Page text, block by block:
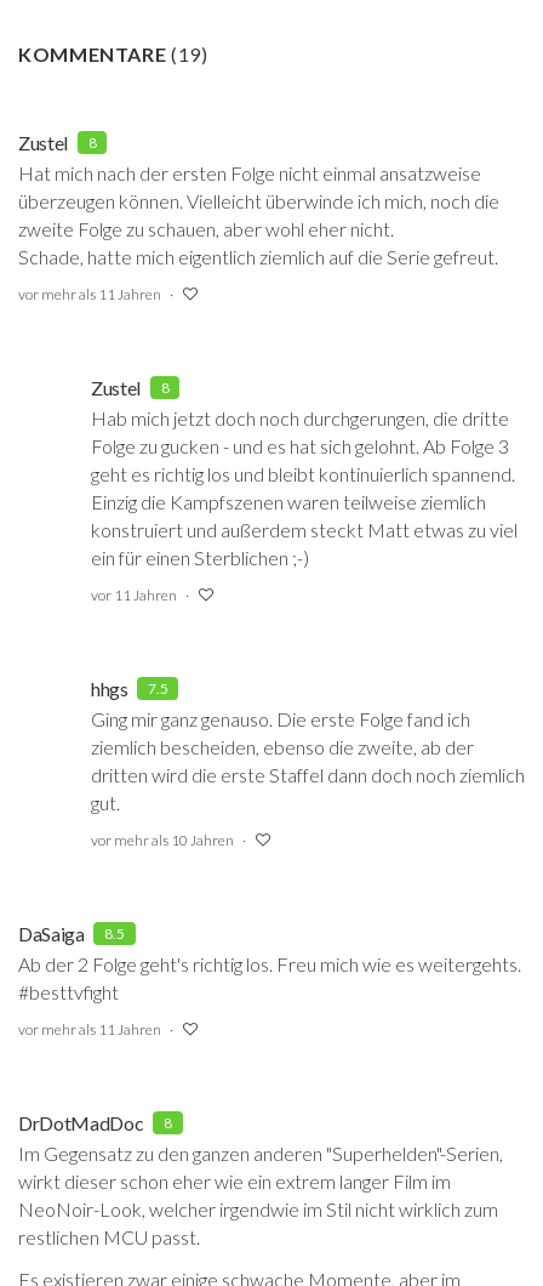
KOMMENTARE(19)
Zustel 8
Hat mich nach der ersten Folge nicht einmal ansatzweise
überzeugen können. Vielleicht überwinde ich mich, noch die
zweite Folge zu schauen, aber wohl eher nicht.
Schade, hatte mich eigentlich ziemlich auf die Serie gefreut.
vor mehr als 11 Jahren
Zustel 8
Hab mich jetzt doch noch durchgerungen, die dritte
Folge zu gucken - und es hat sich gelohnt. Ab Folge 3
geht es richtig los und bleibt kontinuierlich spannend.
Einzig die Kampfszenen waren teilweise ziemlich
konstruiert und außerdem steckt Matt etwas zu viel
ein für einen Sterblichen ;-)
vor 11 Jahren
hhgs 7.5
Ging mir ganz genauso. Die erste Folge fand ich
ziemlich bescheiden, ebenso die zweite, ab der
dritten wird die erste Staffel dann doch noch ziemlich
gut.
vor mehr als 10 Jahren
DaSaiga 8.5
Ab der 2 Folge geht's richtig los. Freu mich wie es weitergehts.
#besttvfight
vor mehr als 11 Jahren
DrDotMadDoc 8
Im Gegensatz zu den ganzen anderen "Superhelden"-Serien,
wirkt dieser schon eher wie ein extrem langer Film im
NeoNoir-Look, welcher irgendwie im Stil nicht wirklich zum
restlichen MCU passt.
Es existieren zwar einige schwache Momente, aber im